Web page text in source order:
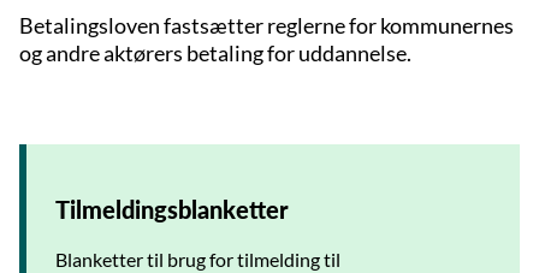
Betalingsloven fastsætter reglerne for kommunernes
og andre aktørers betaling for uddannelse.
Tilmeldingsblanketter
Blanketter til brug for tilmelding til